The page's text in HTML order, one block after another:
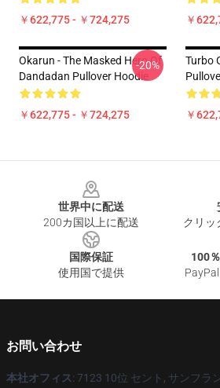
￥622,775 - ￥724,275 ￥
Okarun - The Masked Hero Of
Dandadan Pullover Hoodie
￥622,775 - ￥724,275
-20%
Turbo
￥
世界中に配送
200カ国以上に配送
クリッ
国際保証
使用国で提供
100
お問い合わせ
本社オフィス: 7123 10位 セント, サンフラ